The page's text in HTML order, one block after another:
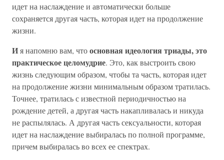
идет на наслаждение и автоматически больше
сохраняется другая часть, которая идет на продолжение
жизни.
Ия напомню вам, чтоосновная идеология триады, это
практическое целомудрие. Это, как выстроить свою
жизнь следующим образом, чтобы та часть, которая идет
на продолжение жизни минимальным образом тратилась.
Точнее, тратилась с известной периодичностью на
рождение детей, а другая часть накапливалась и никуда
не распылялась. А другая часть сексуальности, которая
идет на наслаждение выбиралась по полной программе,
причем выбиралась во всех ее спектрах.